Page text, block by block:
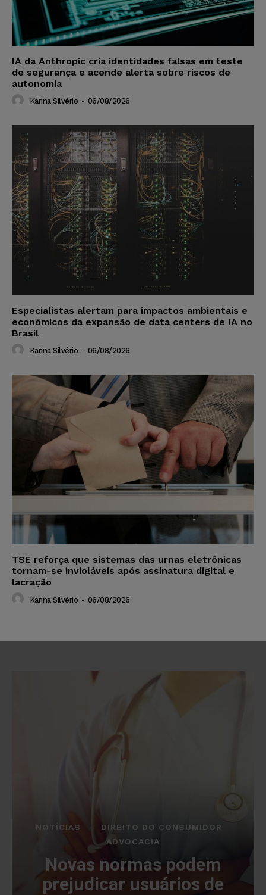
IA da Anthropic cria identidades falsas em teste
de segurança e acende alerta sobre riscos de
autonomia
Karina Silvério - 06/08/2026
Especialistas alertam para impactos ambientais e
econômicos da expansão de data centers de IA no
Brasil
Karina Silvério - 06/08/2026
TSE reforça que sistemas das urnas eletrônicas
tornam-se invioláveis após assinatura digital e
lacração
Karina Silvério - 06/08/2026